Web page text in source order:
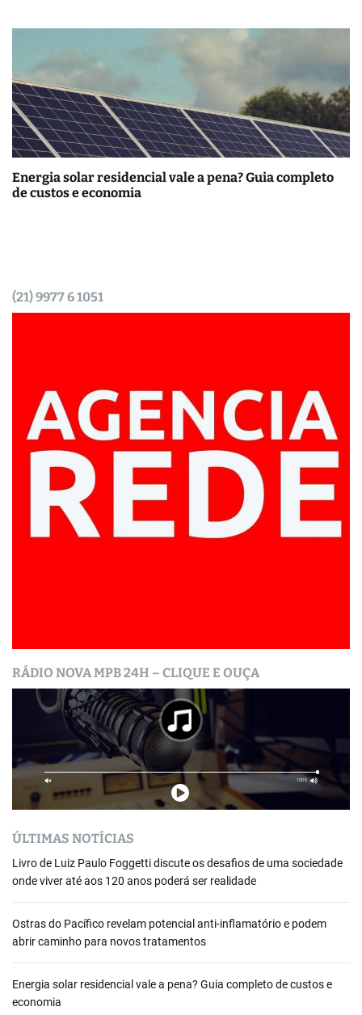
Energia solar residencial vale a pena? Guia completo
de custos e economia
(21) 9977 6 1051
RÁDIO NOVA MPB 24H – CLIQUE E OUÇA
ÚLTIMAS NOTÍCIAS
Livro de Luiz Paulo Foggetti discute os desafios de uma sociedade
onde viver até aos 120 anos poderá ser realidade
Ostras do Pacífico revelam potencial anti-inflamatório e podem
abrir caminho para novos tratamentos
Energia solar residencial vale a pena? Guia completo de custos e
economia